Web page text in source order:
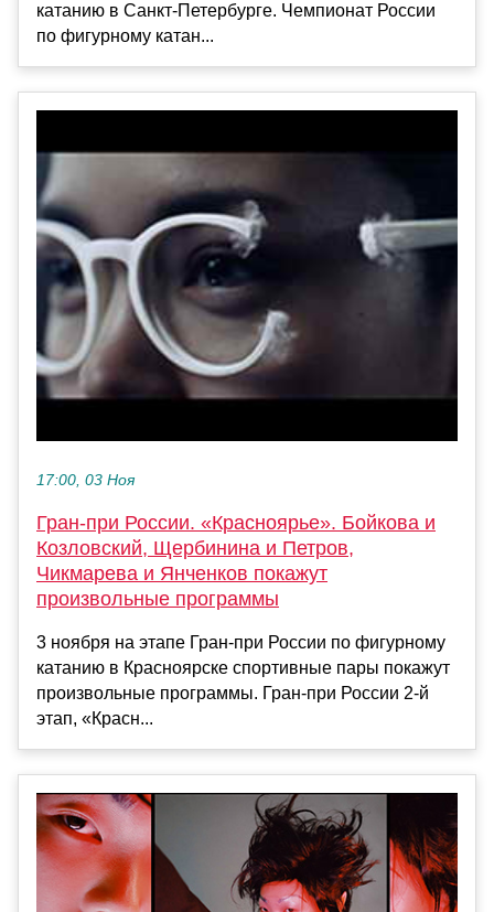
катанию в Санкт-Петербурге. Чемпионат России
по фигурному катан...
17:00, 03 Ноя
Гран-при России. «Красноярье». Бойкова и
Козловский, Щербинина и Петров,
Чикмарева и Янченков покажут
произвольные программы
3 ноября на этапе Гран-при России по фигурному
катанию в Красноярске спортивные пары покажут
произвольные программы. Гран-при России 2-й
этап, «Красн...